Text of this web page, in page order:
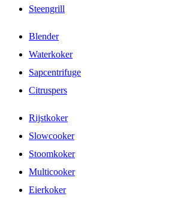
Steengrill
Blender
Waterkoker
Sapcentrifuge
Citruspers
Rijstkoker
Slowcooker
Stoomkoker
Multicooker
Eierkoker